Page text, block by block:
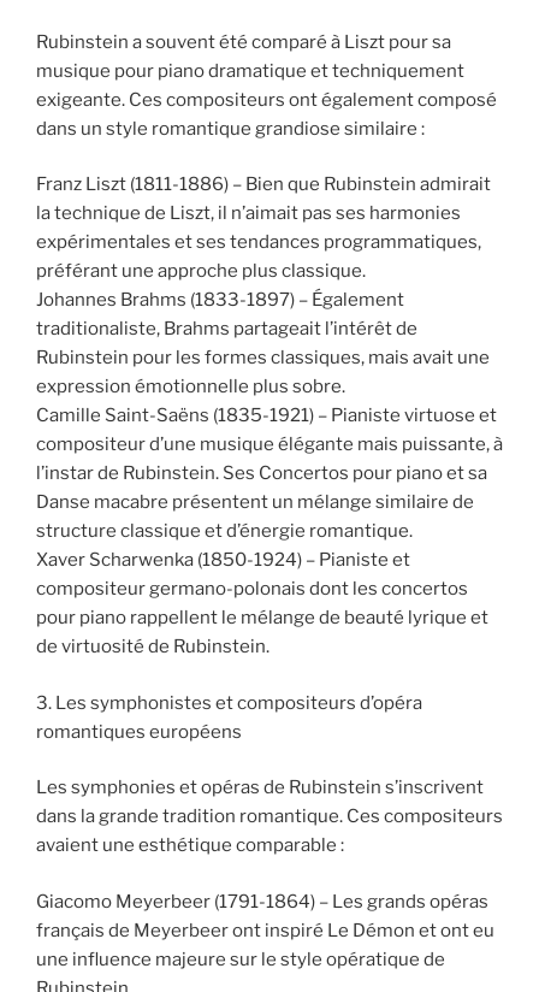
Rubinstein a souvent été comparé à Liszt pour sa
musique pour piano dramatique et techniquement
exigeante. Ces compositeurs ont également composé
dans un style romantique grandiose similaire :
Franz Liszt (1811-1886) – Bien que Rubinstein admirait
la technique de Liszt, il n’aimait pas ses harmonies
expérimentales et ses tendances programmatiques,
préférant une approche plus classique.
Johannes Brahms (1833-1897) – Également
traditionaliste, Brahms partageait l’intérêt de
Rubinstein pour les formes classiques, mais avait une
expression émotionnelle plus sobre.
Camille Saint-Saëns (1835-1921) – Pianiste virtuose et
compositeur d’une musique élégante mais puissante, à
l’instar de Rubinstein. Ses Concertos pour piano et sa
Danse macabre présentent un mélange similaire de
structure classique et d’énergie romantique.
Xaver Scharwenka (1850-1924) – Pianiste et
compositeur germano-polonais dont les concertos
pour piano rappellent le mélange de beauté lyrique et
de virtuosité de Rubinstein.
3. Les symphonistes et compositeurs d’opéra
romantiques européens
Les symphonies et opéras de Rubinstein s’inscrivent
dans la grande tradition romantique. Ces compositeurs
avaient une esthétique comparable :
Giacomo Meyerbeer (1791-1864) – Les grands opéras
français de Meyerbeer ont inspiré Le Démon et ont eu
une influence majeure sur le style opératique de